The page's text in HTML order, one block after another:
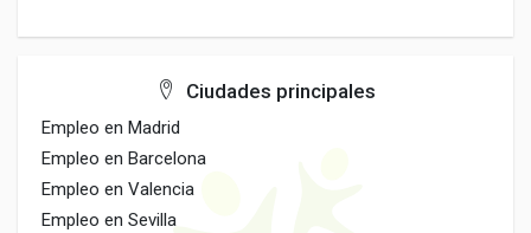
Ciudades principales
Empleo en Madrid
Empleo en Barcelona
Empleo en Valencia
Empleo en Sevilla